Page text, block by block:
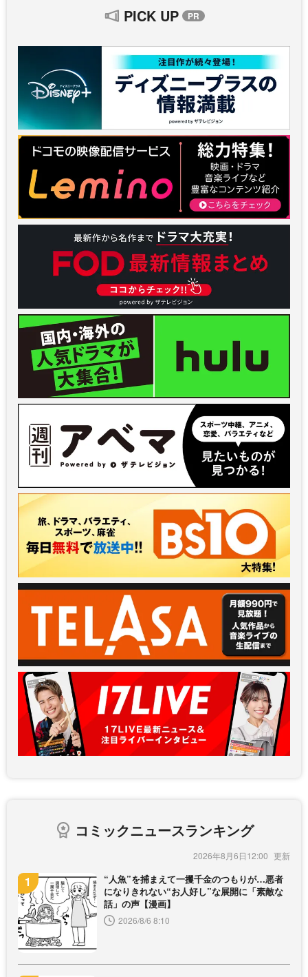
PICK UP
コミックニュースランキング
2026年8月6日12:00
“人魚”を捕まえて一攫千金のつもりが…悪者
になりきれない“お人好し”な展開に「素敵な
話」の声【漫画】
2026/8/6 8:10